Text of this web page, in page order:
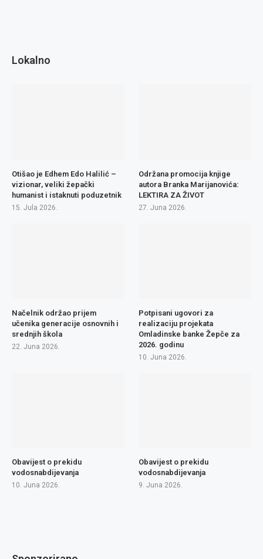
Lokalno
Otišao je Edhem Edo Halilić –
vizionar, veliki žepački
humanist i istaknuti poduzetnik
15. Jula 2026.
Održana promocija knjige
autora Branka Marijanovića:
LEKTIRA ZA ŽIVOT
27. Juna 2026.
Načelnik održao prijem
učenika generacije osnovnih i
srednjih škola
22. Juna 2026.
Potpisani ugovori za
realizaciju projekata
Omladinske banke Žepče za
2026. godinu
10. Juna 2026.
Obavijest o prekidu
vodosnabdijevanja
10. Juna 2026.
Obavijest o prekidu
vodosnabdijevanja
9. Juna 2026.